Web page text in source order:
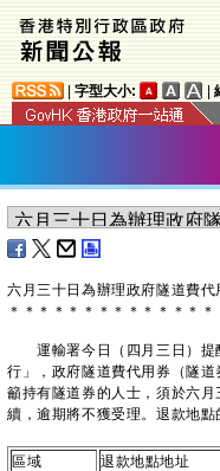
字型大小:
六月三十日為辦理政府隧道費
＊ ＊ ＊ ＊ ＊ ＊ ＊ ＊ ＊ ＊ ＊ ＊ ＊ ＊
運輸署今日（四月三日）提
行」，政府隧道費代用券（隧
籲持有隧道券的人士，須於六
續，逾期將不獲受理。退款地點
區域 退款地點地址